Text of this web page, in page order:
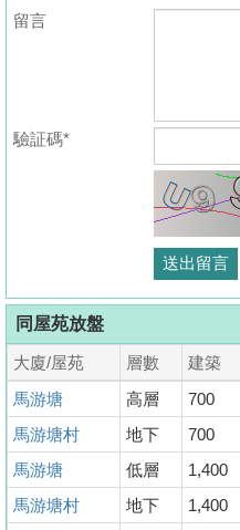
留言
驗証碼*
同屋苑放盤
大廈/屋苑 層數 建築
馬游塘
高層 700
馬游塘村
地下 700
馬游塘
低層 1,400
馬游塘村
地下 1,400